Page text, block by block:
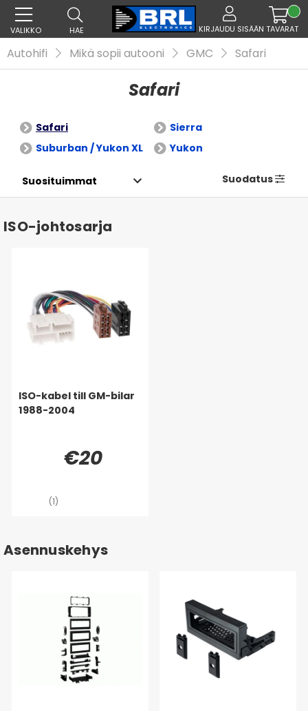
VALIKKO HAE KIRJAUDU SISÄÄN TAVARAT
Autohifi Mikä sopii autooni GMC Safari
Safari
Safari
Sierra
Suburban / Yukon XL
Yukon
Suodatus
ISO-johtosarja
ISO-kabel till GM-bilar
1988-2004
€20
(1)
Asennuskehys